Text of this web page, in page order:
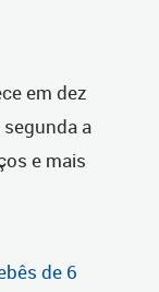
em dez
a
e mais
de 6